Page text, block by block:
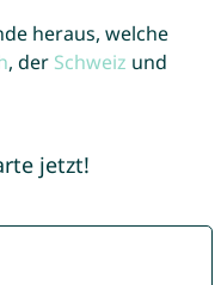
heraus, welche
, der Schweiz und
jetzt!